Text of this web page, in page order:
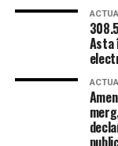
Asta